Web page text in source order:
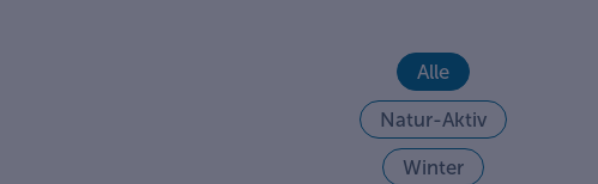
Alle
Natur-Aktiv
Winter